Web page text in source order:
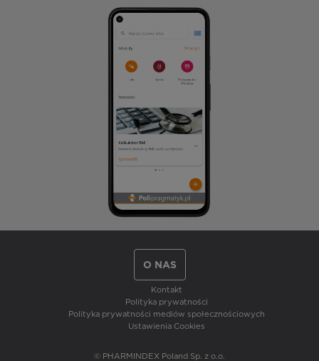
O NAS
Kontakt
Polityka prywatności
Polityka prywatności mediów społecznościowych
Ustawienia Cookies
© PHARMINDEX Poland Sp. z o.o.